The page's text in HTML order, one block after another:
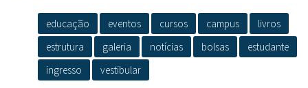
educação eventos cursos campus
livros
estrutura
galeria notícias bolsas
estudante
ingresso
vestibular